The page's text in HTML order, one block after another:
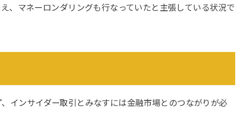
、マネーロンダリングも行なっていたと主張している状況で
インサイダー取引とみなすには金融市場とのつながりが必